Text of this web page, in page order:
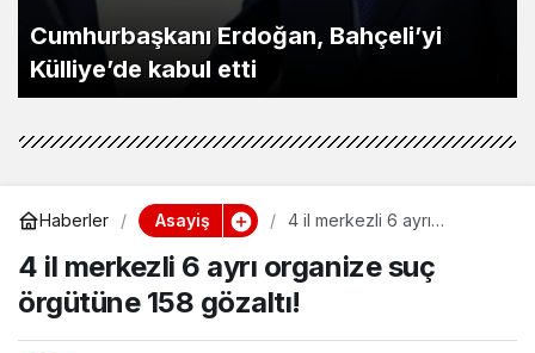
Cumhurbaşkanı Erdoğan, Bahçeli’yi
Külliye’de kabul etti
Haberler Asayiş
4 il merkezli 6 ayrı
gözaltı!
4 il merkezli 6 ayrı organize suç
örgütüne 158 gözaltı!